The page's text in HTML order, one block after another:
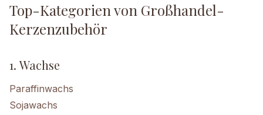
Top-Kategorien von Großhandel-
Kerzenzubehör
1. Wachse
Paraffinwachs
Sojawachs